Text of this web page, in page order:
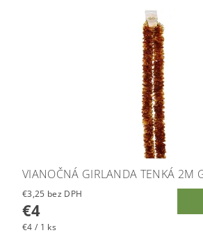
VIANOČNÁ GIRLANDA TENKÁ 2M
€3,25 bez DPH
€4
€4 / 1 ks